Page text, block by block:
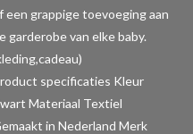
een grappige toevoeging aan
garderobe van elke baby.
specificaties Kleur
Materiaal Textiel
in Nederland Merk